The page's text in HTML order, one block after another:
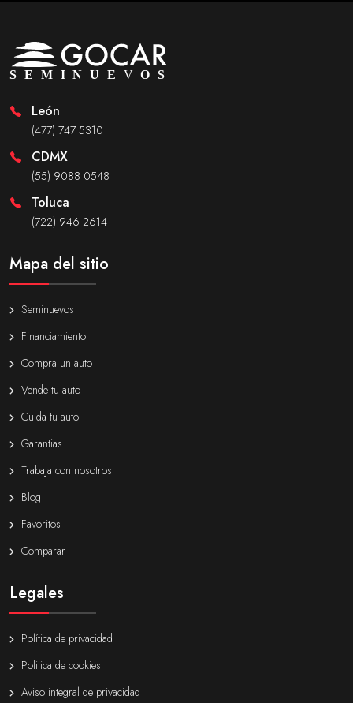
León
(477) 747 5310
CDMX
(55) 9088 0548
Toluca
(722) 946 2614
Mapa del sitio
Seminuevos
Financiamiento
Compra un auto
Vende tu auto
Cuida tu auto
Garantias
Trabaja con nosotros
Blog
Favoritos
Comparar
Legales
Política de privacidad
Politica de cookies
Aviso integral de privacidad